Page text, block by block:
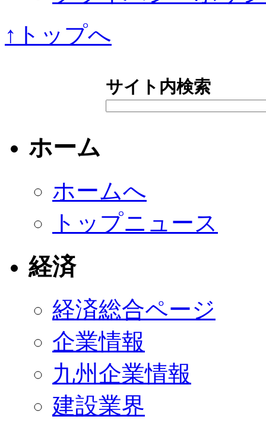
↑トップへ
サイト内検索
ホーム
ホームへ
トップニュース
経済
経済総合ページ
企業情報
九州企業情報
建設業界